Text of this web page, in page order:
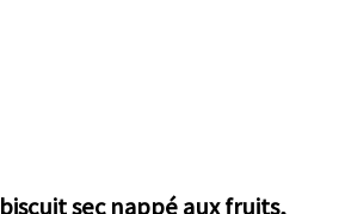
biscuit sec nappé aux fruits,